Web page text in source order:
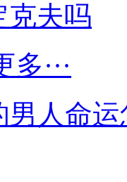
克夫吗
多···
男人命